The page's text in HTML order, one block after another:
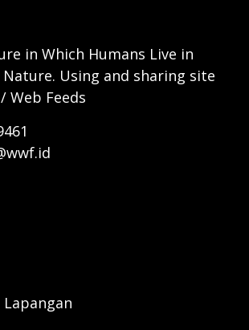
in Which Humans Live in
Using and sharing site
Web Feeds